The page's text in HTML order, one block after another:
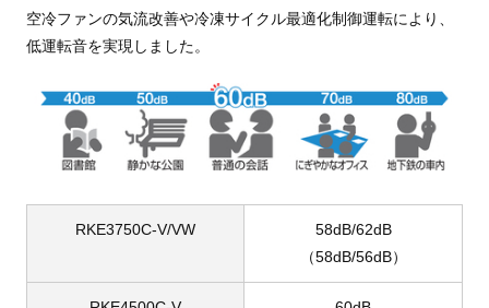
空冷ファンの気流改善や冷凍サイクル最適化制御運転により、
低運転音を実現しました。
RKE3750C-V/VW
58dB/62dB
（58dB/56dB）